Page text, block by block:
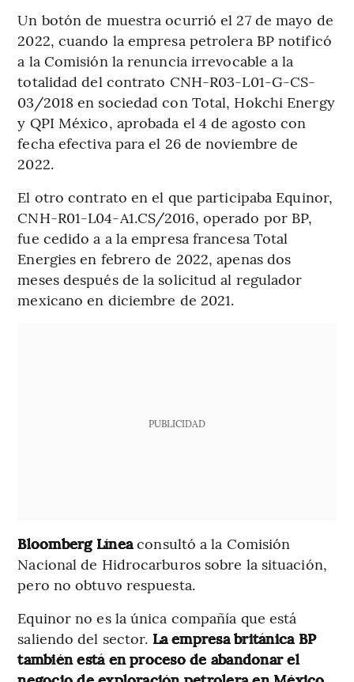
Un botón de muestra ocurrió el 27 de mayo de
2022, cuando la empresa petrolera BP notificó
a la Comisión la renuncia irrevocable a la
totalidad del contrato CNH-R03-L01-G-CS-
03/2018 en sociedad con Total, Hokchi Energy
y QPI México, aprobada el 4 de agosto con
fecha efectiva para el 26 de noviembre de
2022.
El otro contrato en el que participaba Equinor,
CNH-R01-L04-A1.CS/2016, operado por BP,
fue cedido a a la empresa francesa Total
Energies en febrero de 2022, apenas dos
meses después de la solicitud al regulador
mexicano en diciembre de 2021.
PUBLICIDAD
Bloomberg Líneaconsultó a la Comisión
Nacional de Hidrocarburos sobre la situación,
pero no obtuvo respuesta.
Equinor no es la única compañía que está
saliendo del sector. La empresa británica BP
también está en proceso de abandonar el